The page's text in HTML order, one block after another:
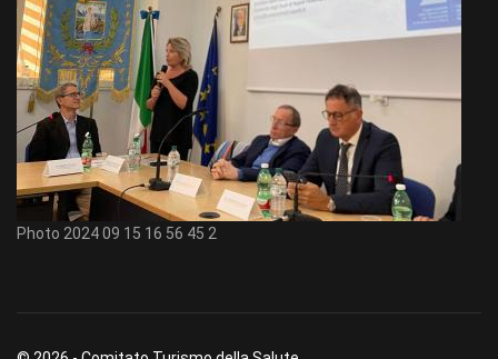
Photo 2024 09 15 16 56 45 2